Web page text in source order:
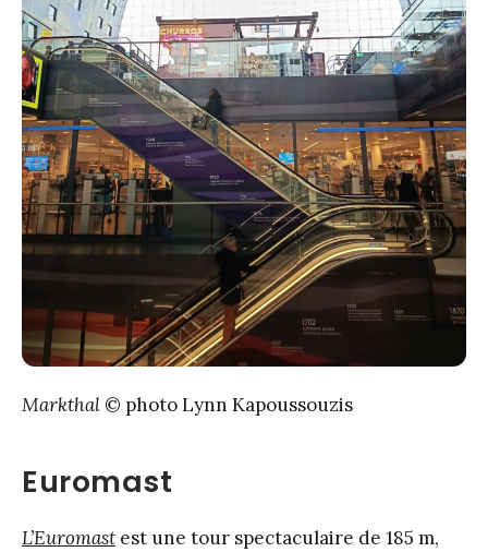
Markthal © photo Lynn Kapoussouzis
Euromast
L’Euromast est une tour spectaculaire de 185 m,